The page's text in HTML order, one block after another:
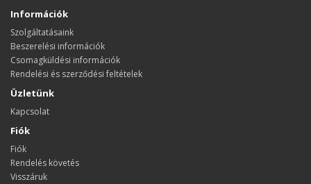
Információk
Szolgáltatásaink
Beszerelési információk
Csomagküldési információk
Rendelési és szerződési feltételek
Üzletünk
Kapcsolat
Fiók
Fiók
Rendelés követés
Visszáruk